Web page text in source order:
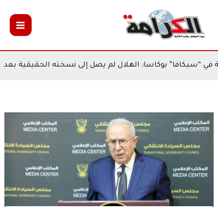
المحتوى
المشاركة في “سيكافا” بوكاسا: الهلال لم يصل إلى نسخته